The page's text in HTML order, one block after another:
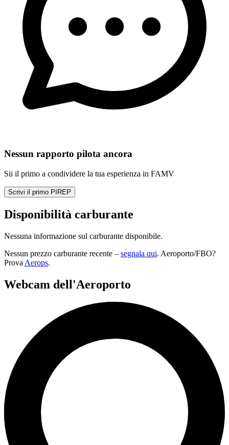
Nessun rapporto pilota ancora
Sii il primo a condividere la tua esperienza in FAMV
Scrivi il primo PIREP
Disponibilità carburante
Nessuna informazione sul carburante disponibile.
Nessun prezzo carburante recente – segnala qui. Aeroporto/FBO?
Prova Aerops.
Webcam dell'Aeroporto